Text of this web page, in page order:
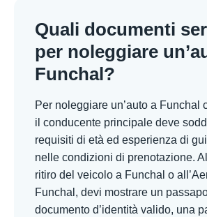
Quali documenti
per noleggiare
Funchal?
Per noleggiare un’auto a Funchal
il conducente principale deve
requisiti di età ed esperienza di
nelle condizioni di prenotazione.
ritiro del veicolo a Funchal o
Funchal, devi mostrare un
documento d’identità valido, una